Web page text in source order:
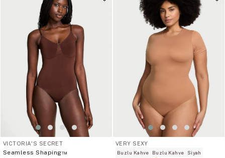
VICTORIA'S SECRET
Seamless Shaping™
VERY SEXY
Buzlu Kahve
Buzlu Kahve
Siyah